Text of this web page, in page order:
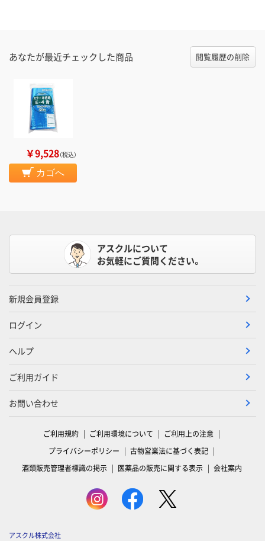
あなたが最近チェックした商品 閲覧履歴の削除
￥9,528（税込）
カゴへ
アスクルについて
お気軽にご質問ください。
新規会員登録
ログイン
ヘルプ
ご利用ガイド
お問い合わせ
ご利用規約 ご利用環境について
ご利用上の注意
プライバシーポリシー
古物営業法に基づく表記
酒類販売管理者標識の掲示
医薬品の販売に関する表示 会社案内
アスクル株式会社